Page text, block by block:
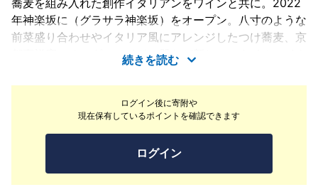
ログイン後に寄附や
現在保有しているポイントを確認できます
ログイン
年神楽坂に（グラサラ神楽坂）をオープン。八寸のような
前菜盛り合わせやイタリア風にアレンジしたつけ蕎麦、京
都嘉祥窯のオーダーメイドの器など新しいスタイルのイタ
リアン。店内は嘉祥窯の器も展示しており和の風情も感じ
させられる落ち着いた雰囲気。普段のお食事はもちろんの
こと、大切な人とゆったりとしたお食事をお楽しみいただ
続きを読む